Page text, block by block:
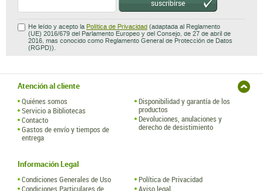
suscribirse
He leído y acepto la Política de Privacidad (adaptada al Reglamento
(UE) 2016/679 del Parlamento Europeo y del Consejo, de 27 de abril de
2016, mas conocido como Reglamento General de Protección de Datos
(RGPD)).
Atención al cliente
Quiénes somos
Servicio a Bibliotecas
Contacto
Gastos de envío y tiempos de
entrega
Disponibilidad y garantía de los
productos
Devoluciones, anulaciones y
derecho de desistimiento
Información Legal
Condiciones Generales de Uso
Condiciones Particulares de
Política de Privacidad
Aviso legal